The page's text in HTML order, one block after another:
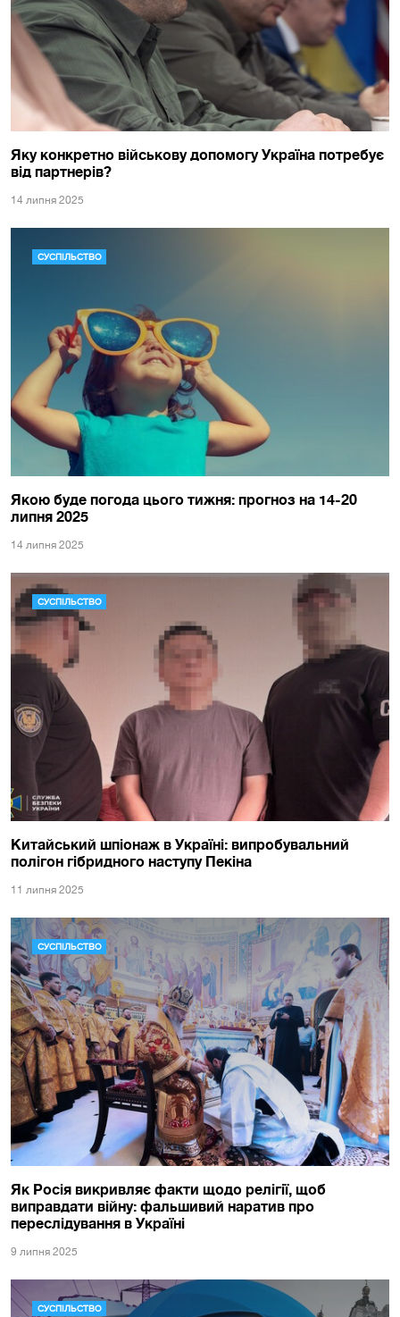
Яку конкретно військову допомогу Україна потребує
від партнерів?
14 липня 2025
СУСПІЛЬСТВО
Якою буде погода цього тижня: прогноз на 14-20
липня 2025
14 липня 2025
СУСПІЛЬСТВО
Китайський шпіонаж в Україні: випробувальний
полігон гібридного наступу Пекіна
11 липня 2025
СУСПІЛЬСТВО
Як Росія викривляє факти щодо релігії, щоб
виправдати війну: фальшивий наратив про
переслідування в Україні
9 липня 2025
СУСПІЛЬСТВО